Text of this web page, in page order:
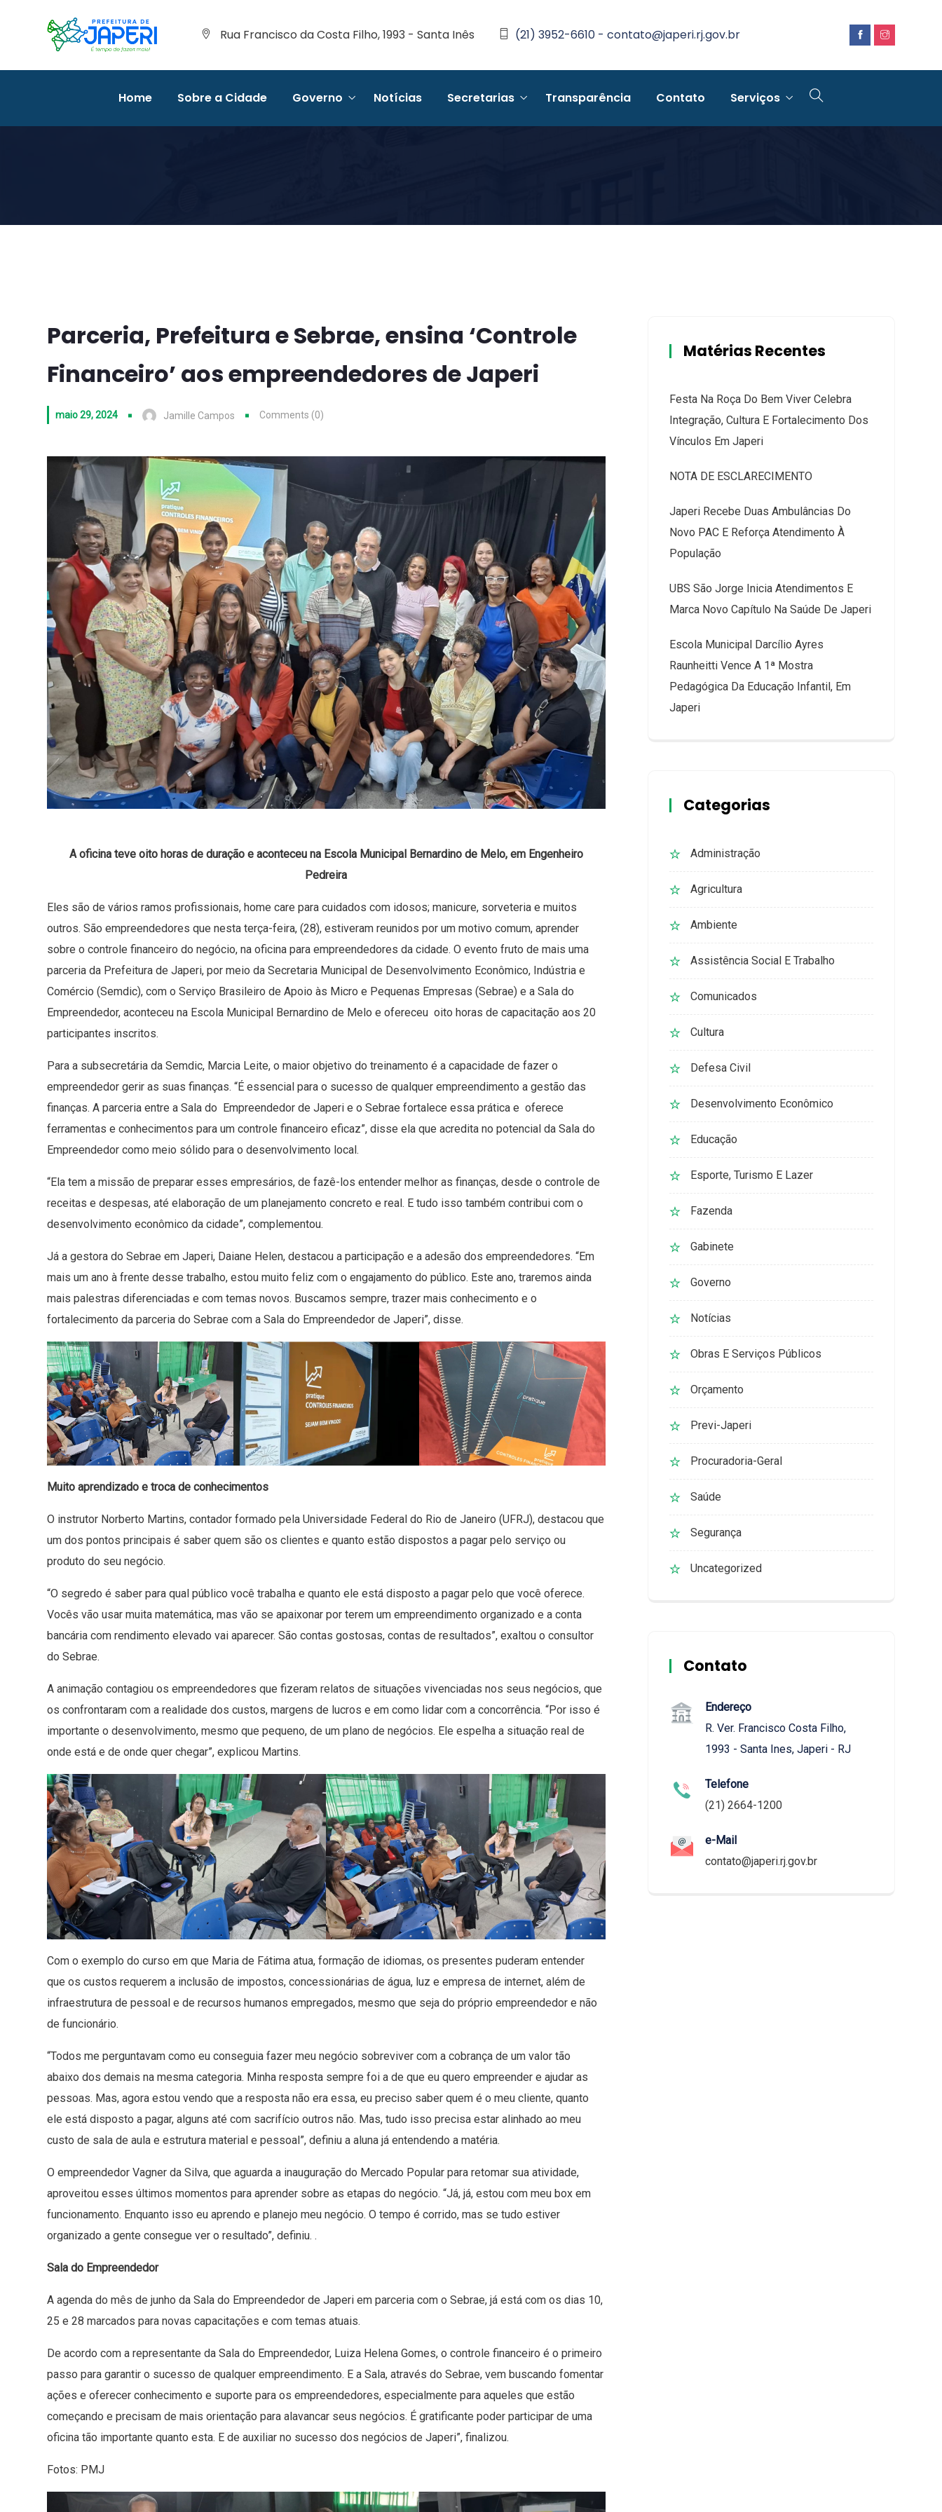
Rua Francisco da Costa Filho, 1993 - Santa Inês (21) 3952-6610 - contato@japeri.rj.gov.br
Home Sobre a Cidade Governo Notícias Secretarias Transparência Contato Serviços
Parceria, Prefeitura e Sebrae, ensina ‘Controle
Financeiro’ aos empreendedores de Japeri
maio 29, 2024 Jamille Campos Comments (0)
A oficina teve oito horas de duração e aconteceu na Escola Municipal Bernardino de Melo, em Engenheiro
Pedreira
Eles são de vários ramos profissionais, home care para cuidados com idosos; manicure, sorveteria e muitos
outros. São empreendedores que nesta terça-feira, (28), estiveram reunidos por um motivo comum, aprender
sobre o controle financeiro do negócio, na oficina para empreendedores da cidade. O evento fruto de mais uma
parceria da Prefeitura de Japeri, por meio da Secretaria Municipal de Desenvolvimento Econômico, Indústria e
Comércio (Semdic), com o Serviço Brasileiro de Apoio às Micro e Pequenas Empresas (Sebrae) e a Sala do
Empreendedor, aconteceu na Escola Municipal Bernardino de Melo e ofereceu oito horas de capacitação aos 20
participantes inscritos.
Para a subsecretária da Semdic, Marcia Leite, o maior objetivo do treinamento é a capacidade de fazer o
empreendedor gerir as suas finanças. “É essencial para o sucesso de qualquer empreendimento a gestão das
finanças. A parceria entre a Sala do Empreendedor de Japeri e o Sebrae fortalece essa prática e oferece
ferramentas e conhecimentos para um controle financeiro eficaz”, disse ela que acredita no potencial da Sala do
Empreendedor como meio sólido para o desenvolvimento local.
“Ela tem a missão de preparar esses empresários, de fazê-los entender melhor as finanças, desde o controle de
receitas e despesas, até elaboração de um planejamento concreto e real. E tudo isso também contribui com o
desenvolvimento econômico da cidade”, complementou.
Já a gestora do Sebrae em Japeri, Daiane Helen, destacou a participação e a adesão dos empreendedores. “Em
mais um ano à frente desse trabalho, estou muito feliz com o engajamento do público. Este ano, traremos ainda
mais palestras diferenciadas e com temas novos. Buscamos sempre, trazer mais conhecimento e o
fortalecimento da parceria do Sebrae com a Sala do Empreendedor de Japeri”, disse.
Muito aprendizado e troca de conhecimentos
O instrutor Norberto Martins, contador formado pela Universidade Federal do Rio de Janeiro (UFRJ), destacou que
um dos pontos principais é saber quem são os clientes e quanto estão dispostos a pagar pelo serviço ou
produto do seu negócio.
“O segredo é saber para qual público você trabalha e quanto ele está disposto a pagar pelo que você oferece.
Vocês vão usar muita matemática, mas vão se apaixonar por terem um empreendimento organizado e a conta
bancária com rendimento elevado vai aparecer. São contas gostosas, contas de resultados”, exaltou o consultor
do Sebrae.
A animação contagiou os empreendedores que fizeram relatos de situações vivenciadas nos seus negócios, que
os confrontaram com a realidade dos custos, margens de lucros e em como lidar com a concorrência. “Por isso é
importante o desenvolvimento, mesmo que pequeno, de um plano de negócios. Ele espelha a situação real de
onde está e de onde quer chegar”, explicou Martins.
Com o exemplo do curso em que Maria de Fátima atua, formação de idiomas, os presentes puderam entender
que os custos requerem a inclusão de impostos, concessionárias de água, luz e empresa de internet, além de
infraestrutura de pessoal e de recursos humanos empregados, mesmo que seja do próprio empreendedor e não
de funcionário.
“Todos me perguntavam como eu conseguia fazer meu negócio sobreviver com a cobrança de um valor tão
abaixo dos demais na mesma categoria. Minha resposta sempre foi a de que eu quero empreender e ajudar as
pessoas. Mas, agora estou vendo que a resposta não era essa, eu preciso saber quem é o meu cliente, quanto
ele está disposto a pagar, alguns até com sacrifício outros não. Mas, tudo isso precisa estar alinhado ao meu
custo de sala de aula e estrutura material e pessoal”, definiu a aluna já entendendo a matéria.
O empreendedor Vagner da Silva, que aguarda a inauguração do Mercado Popular para retomar sua atividade,
aproveitou esses últimos momentos para aprender sobre as etapas do negócio. “Já, já, estou com meu box em
funcionamento. Enquanto isso eu aprendo e planejo meu negócio. O tempo é corrido, mas se tudo estiver
organizado a gente consegue ver o resultado”, definiu. .
Sala do Empreendedor
A agenda do mês de junho da Sala do Empreendedor de Japeri em parceria com o Sebrae, já está com os dias 10,
25 e 28 marcados para novas capacitações e com temas atuais.
De acordo com a representante da Sala do Empreendedor, Luiza Helena Gomes, o controle financeiro é o primeiro
passo para garantir o sucesso de qualquer empreendimento. E a Sala, através do Sebrae, vem buscando fomentar
ações e oferecer conhecimento e suporte para os empreendedores, especialmente para aqueles que estão
começando e precisam de mais orientação para alavancar seus negócios. É gratificante poder participar de uma
oficina tão importante quanto esta. E de auxiliar no sucesso dos negócios de Japeri”, finalizou.
Fotos: PMJ
Matérias Recentes
Festa Na Roça Do Bem Viver Celebra
Integração, Cultura E Fortalecimento Dos
Vínculos Em Japeri
NOTA DE ESCLARECIMENTO
Japeri Recebe Duas Ambulâncias Do
Novo PAC E Reforça Atendimento À
População
UBS São Jorge Inicia Atendimentos E
Marca Novo Capítulo Na Saúde De Japeri
Escola Municipal Darcílio Ayres
Raunheitti Vence A 1ª Mostra
Pedagógica Da Educação Infantil, Em
Japeri
Categorias
Administração
Agricultura
Ambiente
Assistência Social E Trabalho
Comunicados
Cultura
Defesa Civil
Desenvolvimento Econômico
Educação
Esporte, Turismo E Lazer
Fazenda
Gabinete
Governo
Notícias
Obras E Serviços Públicos
Orçamento
Previ-Japeri
Procuradoria-Geral
Saúde
Segurança
Uncategorized
Contato
Endereço
R. Ver. Francisco Costa Filho,
1993 - Santa Ines, Japeri - RJ
Telefone
(21) 2664-1200
e-Mail
contato@japeri.rj.gov.br